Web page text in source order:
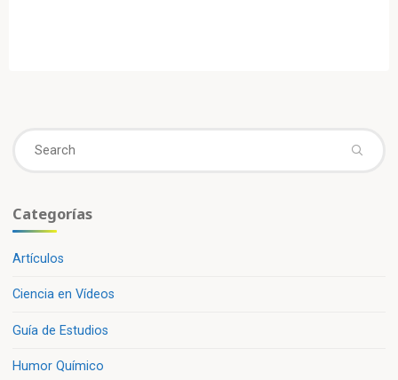
Categorías
Artículos
Ciencia en Vídeos
Guía de Estudios
Humor Químico